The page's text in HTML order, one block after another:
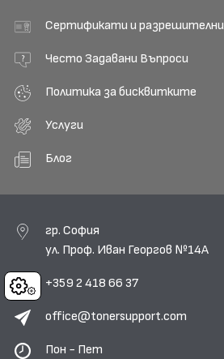
Cookies
Сертификати и разрешителни
Често Задавани Въпроси
Политика за бисквитките
Услуги
Блог
гр. София
ул. Проф. Иван Георгов №14А
+359 2 418 66 37
office@tonersupport.com
Пон - Пет